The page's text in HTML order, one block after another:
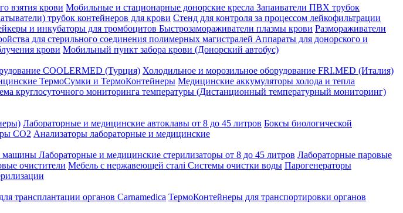
взятия крови Мобильные и стационарные донорские кресла Запаиватели ПВХ трубок
трубок контейнеров для крови Стенд для контроля за процессом лейкофильтрации
и инкубаторы для тромбоцитов Быстрозамораживатели плазмы крови Размораживатели
для стерильного соединения полимерных магистралей Аппараты для донорского и
крови Мобильный пункт забора крови (Донорский автобус)
COOLERMED (Турция) Холодильное и морозильное оборудование FRI.MED (Италия)
ТермоСумки и ТермоКонтейнеры Медицинские аккумуляторы холода и тепла
круглосуточного мониторинга температуры (Дистанционный температурный мониторинг)
Лабораторные и медицинские автоклавы от 8 до 45 литров Боксы биологической
СО2 Анализаторы лабораторные и медицинские
машины Лабораторные и медицинские стерилизаторы от 8 до 45 литров Лабораторные паровые
очистители Мебель с нержавеющей сталі Системы очистки воды Парогенераторы
трансплантации органов Carnamedica ТермоКонтейнеры для транспортировки органов